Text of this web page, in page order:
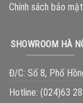
Chính sách bảo mật
SHOWROOM HÀ
Đ/C: Số 8, Phố
Hotline: (024)63